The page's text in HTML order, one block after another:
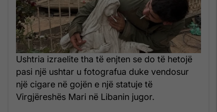
Ushtria izraelite tha të enjten se do të hetojë
pasi një ushtar u fotografua duke vendosur
një cigare në gojën e një statuje të
Virgjëreshës Mari në Libanin jugor.